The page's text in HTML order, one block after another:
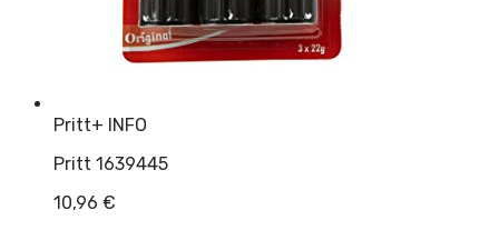
Pritt+ INFO
Pritt 1639445
10,96 €